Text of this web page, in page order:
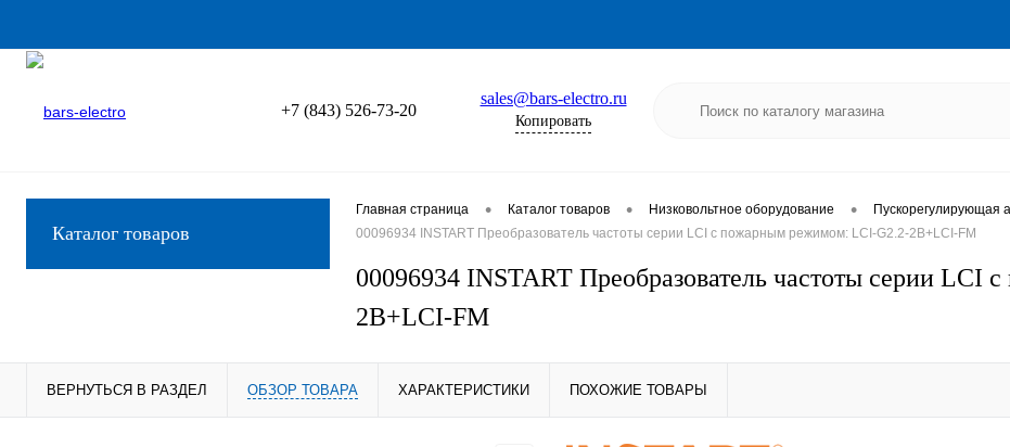
+7 (843) 526-73-20
sales@bars-electro.ru
Копировать
Каталог товаров
Главная страница • Каталог товаров • Низковольтное оборудование • Пускорегулирующая
00096934 INSTART Преобразователь частоты серии LCI с пожарным режимом: LCI-G2.2-2B+LCI-FM
00096934 INSTART Преобразователь частоты серии
2B+LCI-FM
ВЕРНУТЬСЯ В РАЗДЕЛ ОБЗОР ТОВАРА ХАРАКТЕРИСТИКИ ПОХОЖИЕ ТОВАРЫ